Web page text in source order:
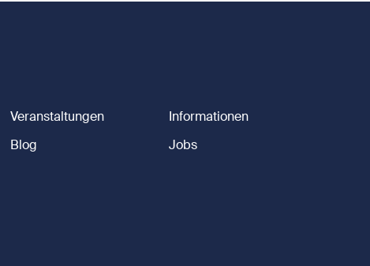
Veranstaltungen
Informationen
Blog
Jobs